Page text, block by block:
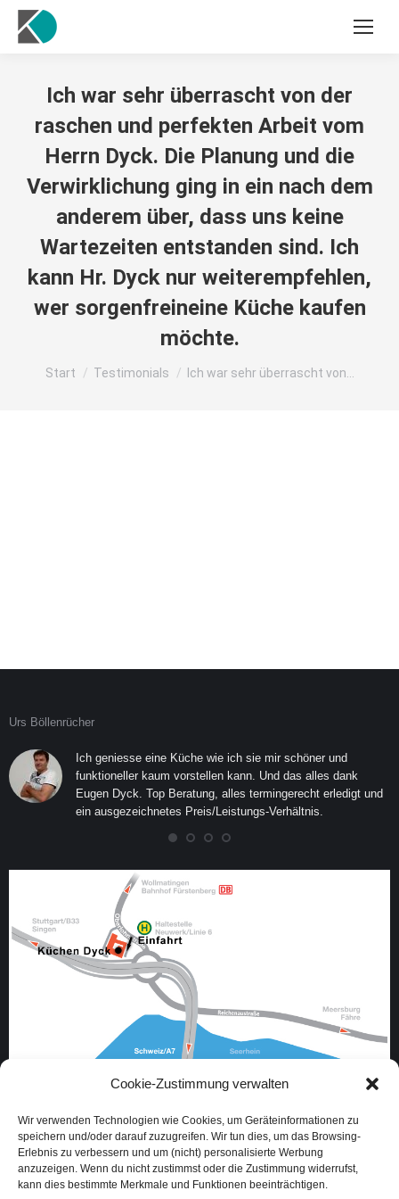
Cookie-Zustimmung verwalten
Wir verwenden Technologien wie Cookies, um Geräteinformationen zu
speichern und/oder darauf zuzugreifen. Wir tun dies, um das Browsing-
Erlebnis zu verbessern und um (nicht) personalisierte Werbung
anzuzeigen. Wenn du nicht zustimmst oder die Zustimmung widerrufst,
kann dies bestimmte Merkmale und Funktionen beeinträchtigen.
Ich war sehr überrascht von der
raschen und perfekten Arbeit vom
Herrn Dyck. Die Planung und die
Verwirklichung ging in ein nach dem
anderem über, dass uns keine
Wartezeiten entstanden sind. Ich
kann Hr. Dyck nur weiterempfehlen,
wer sorgenfreineine Küche kaufen
möchte.
Sie befinden sich hier:
Start Testimonials Ich war sehr überrascht von…
Urs Böllenrücher
Ich geniesse eine Küche wie ich sie mir schöner und
funktioneller kaum vorstellen kann. Und das alles dank
Eugen Dyck. Top Beratung, alles termingerecht erledigt und
ein ausgezeichnetes Preis/Leistungs-Verhältnis.
Oberlohnstraße 3
78467 Konstanz
Deutschland
E-Mail:info@kuechen-dyck.com